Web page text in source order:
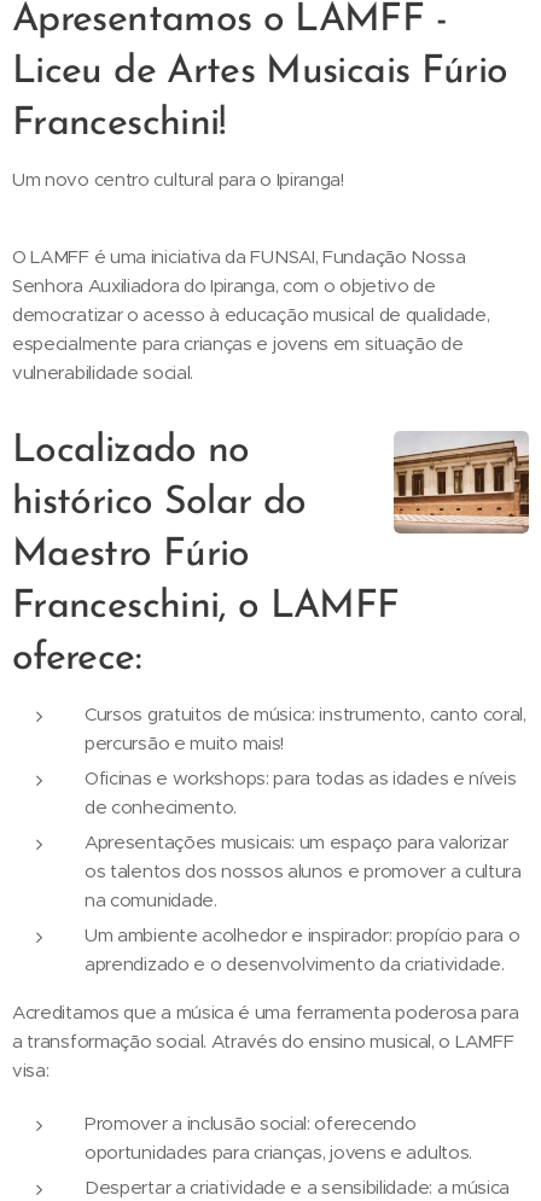
Apresentamos o LAMFF -
Liceu de Artes Musicais Fúrio
Franceschini!
Um novo centro cultural para o Ipiranga!
O LAMFF é uma iniciativa da FUNSAI, Fundação Nossa
Senhora Auxiliadora do Ipiranga, com o objetivo de
democratizar o acesso à educação musical de qualidade,
especialmente para crianças e jovens em situação de
vulnerabilidade social.
Localizado no
histórico Solar do
Maestro Fúrio
Franceschini, o LAMFF
oferece:
Cursos gratuitos de música: instrumento, canto coral,
percursão e muito mais!
Oficinas e workshops: para todas as idades e níveis
de conhecimento.
Apresentações musicais: um espaço para valorizar
os talentos dos nossos alunos e promover a cultura
na comunidade.
Um ambiente acolhedor e inspirador: propício para o
aprendizado e o desenvolvimento da criatividade.
Acreditamos que a música é uma ferramenta poderosa para
a transformação social. Através do ensino musical, o LAMFF
visa:
Promover a inclusão social: oferecendo
oportunidades para crianças, jovens e adultos.
Despertar a criatividade e a sensibilidade: a música